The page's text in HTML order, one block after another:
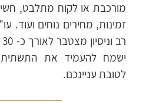
מורכבת או לקוח מתלבט,
זמינות, מחירים נוחים ועוד.
ישמח להעמיד את התשתית
לטובת עניינכם.